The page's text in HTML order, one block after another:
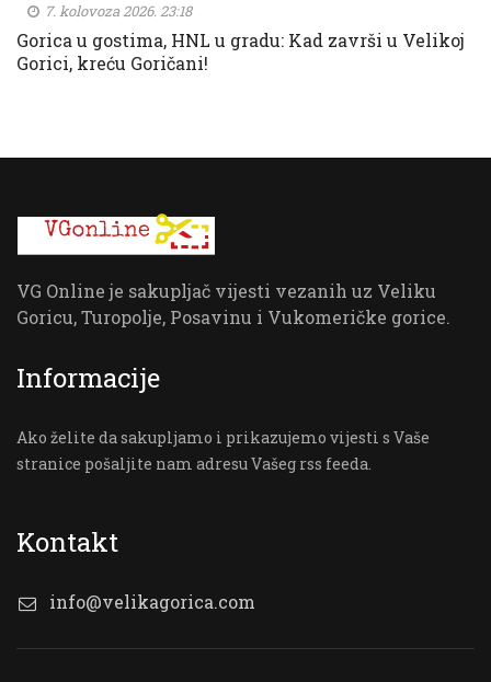
7. kolovoza 2026. 23:18
Gorica u gostima, HNL u gradu: Kad završi u Velikoj
Gorici, kreću Goričani!
VG Online je sakupljač vijesti vezanih uz Veliku
Goricu, Turopolje, Posavinu i Vukomeričke gorice.
Informacije
Ako želite da sakupljamo i prikazujemo vijesti s Vaše
stranice pošaljite nam adresu Vašeg rss feeda.
Kontakt
info@velikagorica.com